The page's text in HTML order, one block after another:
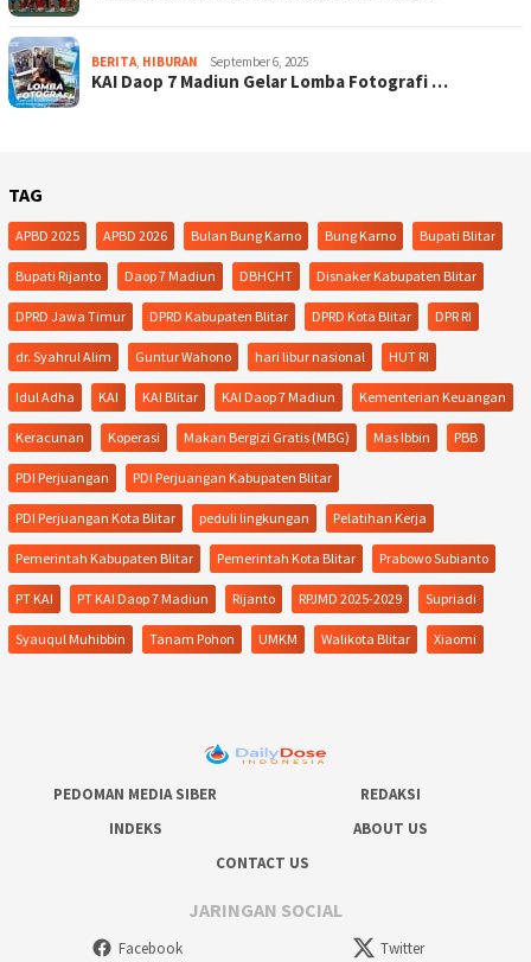
BERITA, HIBURAN September 6, 2025
KAI Daop 7 Madiun Gelar Lomba Fotografi …
TAG
APBD 2025 APBD 2026 Bulan Bung Karno Bung Karno Bupati Blitar
Bupati Rijanto Daop 7 Madiun DBHCHT Disnaker Kabupaten Blitar
DPRD Jawa Timur DPRD Kabupaten Blitar DPRD Kota Blitar DPR RI
dr. Syahrul Alim Guntur Wahono hari libur nasional HUT RI
Idul Adha KAI KAI Blitar KAI Daop 7 Madiun Kementerian Keuangan
Keracunan Koperasi Makan Bergizi Gratis (MBG) Mas Ibbin PBB
PDI Perjuangan PDI Perjuangan Kabupaten Blitar
PDI Perjuangan Kota Blitar peduli lingkungan Pelatihan Kerja
Pemerintah Kabupaten Blitar Pemerintah Kota Blitar Prabowo Subianto
PT KAI PT KAI Daop 7 Madiun Rijanto RPJMD 2025-2029 Supriadi
Syauqul Muhibbin Tanam Pohon UMKM Walikota Blitar Xiaomi
PEDOMAN MEDIA SIBER
REDAKSI
INDEKS
ABOUT US
CONTACT US
JARINGAN SOCIAL
Facebook Twitter